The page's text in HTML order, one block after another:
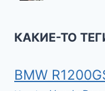
КАКИЕ-ТО
BMW